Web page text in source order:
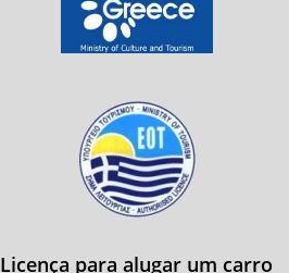
Licença para alugar um carro